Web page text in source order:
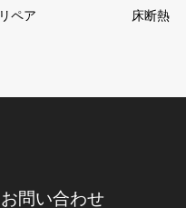
リペア 床断熱
お問い合わせ